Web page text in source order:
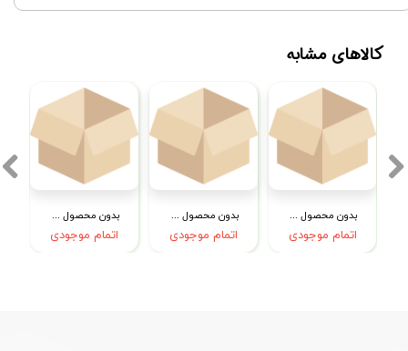
بدون محصول جهت نمایش
اتمام موجودی
بدون محصول جهت نمایش
اتمام موجودی
بدون محصول جهت نمایش
اتمام موجودی
کالاهای مشابه